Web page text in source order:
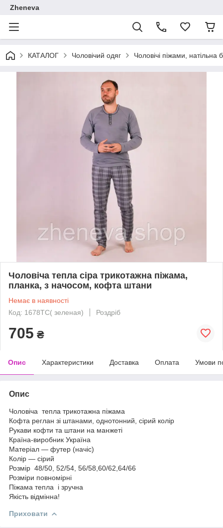
Zheneva
КАТАЛОГ Чоловічий одяг Чоловічі піжами, натільна
Чоловіча тепла сіра трикотажна піжама,
планка, з начосом, кофта штани
Немає в наявності
Код: 1678ТС( зеленая)
Роздріб
705 ₴
Опис Характеристики Доставка Оплата Умови
Опис
Чоловіча тепла трикотажна піжама
Кофта реглан зі штанами, однотонний, сірий колір
Рукави кофти та штани на манжеті
Країна-виробник Україна
Матеріал — футер (начіс)
Колір — сірий
Розмір 48/50, 52/54, 56/58,60/62,64/66
Розміри повномірні
Піжама тепла і зручна
Якість відмінна!
Приховати